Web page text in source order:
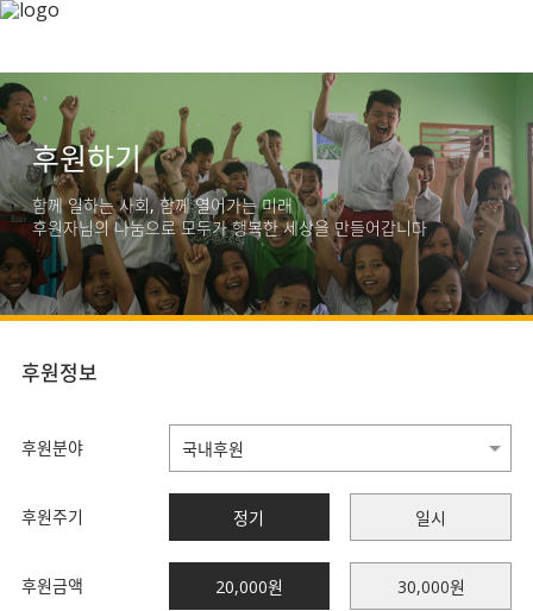
후원하기
함께 일하는 사회, 함께 열어가는 미래
후원자님의 나눔으로 모두가 행복한 세상을 만들어갑니다
후원정보
후원분야
후원주기 정기 일시
후원금액 20,000원 30,000원